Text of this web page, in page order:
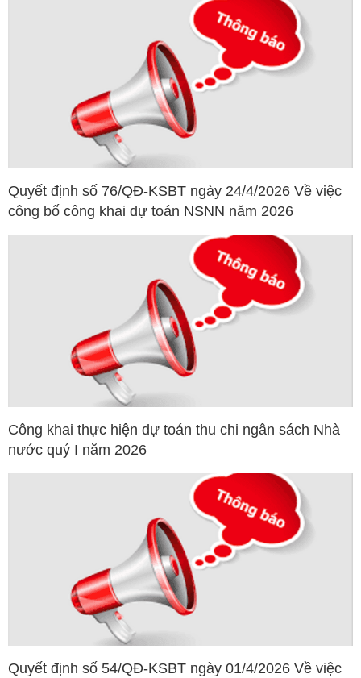
Quyết định số 76/QĐ-KSBT ngày 24/4/2026 Về việc
công bố công khai dự toán NSNN năm 2026
Công khai thực hiện dự toán thu chi ngân sách Nhà
nước quý I năm 2026
Quyết định số 54/QĐ-KSBT ngày 01/4/2026 Về việc